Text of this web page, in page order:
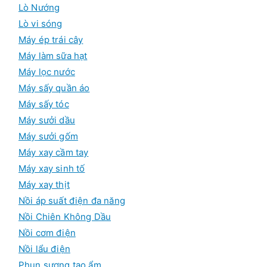
Lò Nướng
Lò vi sóng
Máy ép trái cây
Máy làm sữa hạt
Máy lọc nước
Máy sấy quần áo
Máy sấy tóc
Máy sưởi dầu
Máy sưởi gốm
Máy xay cầm tay
Máy xay sinh tố
Máy xay thịt
Nồi áp suất điện đa năng
Nồi Chiên Không Dầu
Nồi cơm điện
Nồi lẩu điện